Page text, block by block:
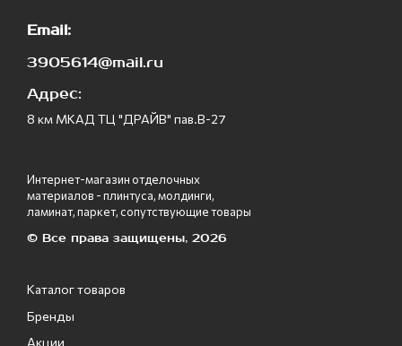
Email:
3905614@mail.ru
Адрес:
8 км МКАД ТЦ "ДРАЙВ" пав.В-27
Интернет-магазин отделочных
материалов - плинтуса, молдинги,
ламинат, паркет, сопутствующие товары
© Все права защищены, 2026
Каталог товаров
Бренды
Акции